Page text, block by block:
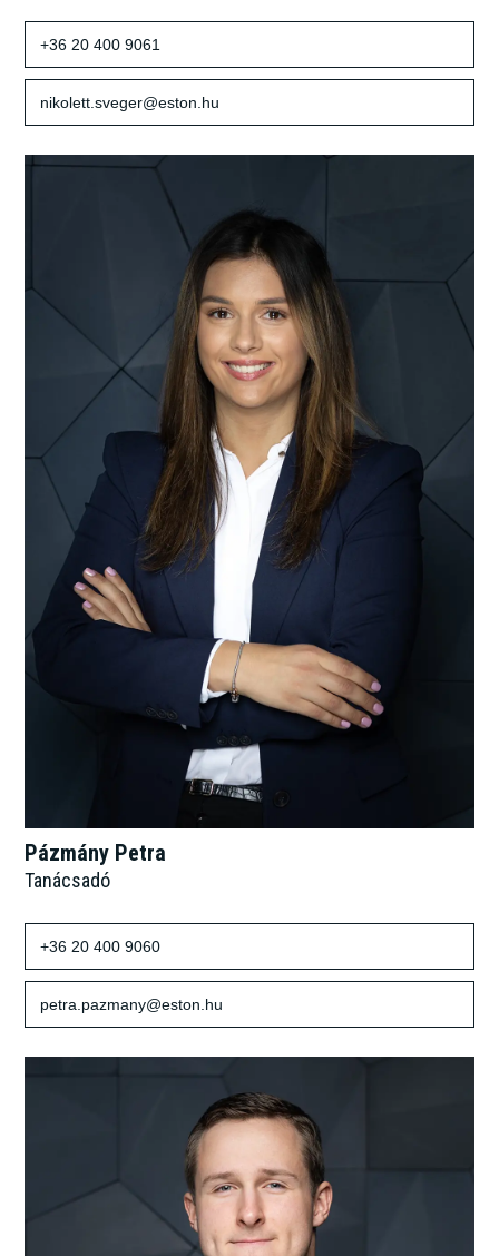
+36 20 400 9061
nikolett.sveger@eston.hu
Pázmány Petra
Tanácsadó
+36 20 400 9060
petra.pazmany@eston.hu